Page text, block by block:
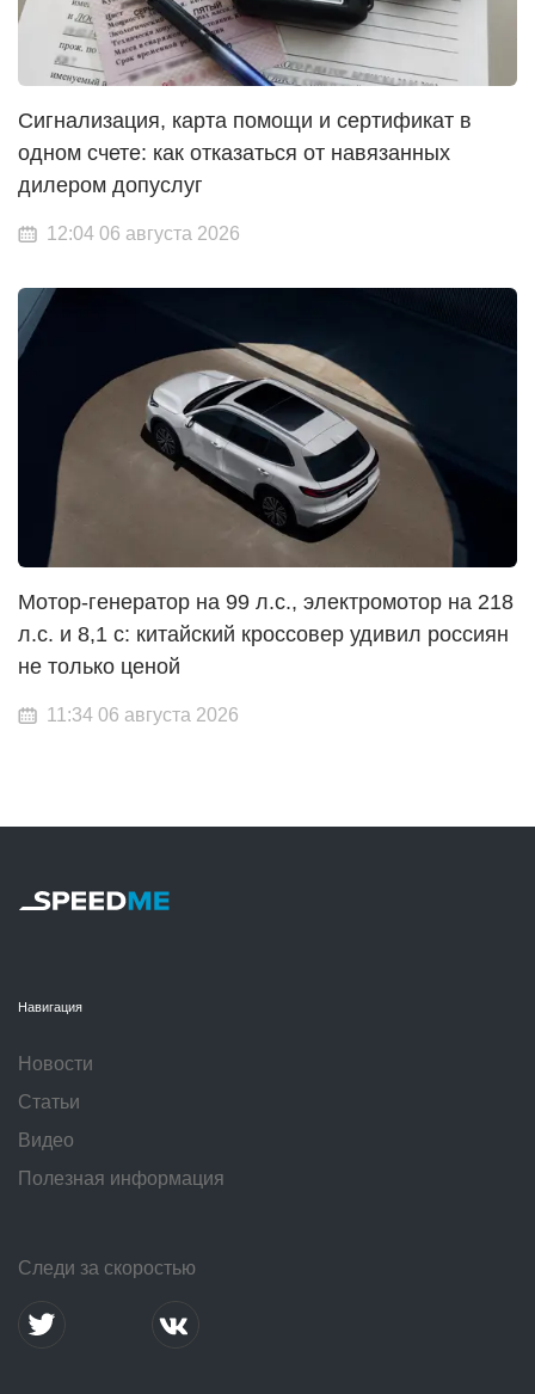
Сигнализация, карта помощи и сертификат в
одном счете: как отказаться от навязанных
дилером допуслуг
12:04 06 августа 2026
Мотор-генератор на 99 л.с., электромотор на 218
л.с. и 8,1 с: китайский кроссовер удивил россиян
не только ценой
11:34 06 августа 2026
Навигация
Новости
Статьи
Видео
Полезная информация
Следи за скоростью